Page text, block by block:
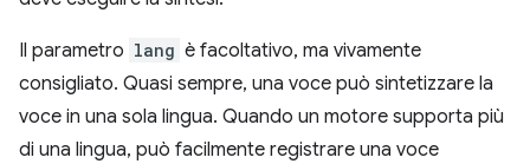
Il parametro lang è facoltativo, ma vivamente
consigliato. Quasi sempre, una voce può sintetizzare la
voce in una sola lingua. Quando un motore supporta più
di una lingua, può facilmente registrare una voce